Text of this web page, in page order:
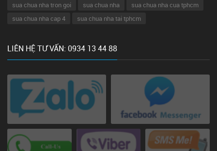
sua chua nha tron goi
sua chua nha
sua chua nha cua tphcm
sua chua nha cap 4
sua chua nha tai tphcm
LIÊN HỆ TƯ VẤN: 0934 13 44 88